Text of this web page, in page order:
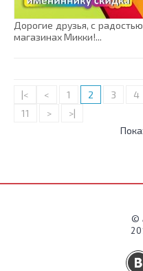
Дорогие друзья, с
магазинах Микки!...
|< < 1 2 3 4
11
>
>|
©